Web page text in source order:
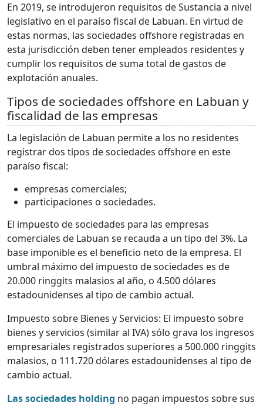
En 2019, se introdujeron requisitos de Sustancia a nivel
legislativo en el paraíso fiscal de Labuan. En virtud de
estas normas, las sociedades offshore registradas en
esta jurisdicción deben tener empleados residentes y
cumplir los requisitos de suma total de gastos de
explotación anuales.
Tipos de sociedades offshore en Labuan y
fiscalidad de las empresas
La legislación de Labuan permite a los no residentes
registrar dos tipos de sociedades offshore en este
paraíso fiscal:
empresas comerciales;
participaciones o sociedades.
El impuesto de sociedades para las empresas
comerciales de Labuan se recauda a un tipo del 3%. La
base imponible es el beneficio neto de la empresa. El
umbral máximo del impuesto de sociedades es de
20.000 ringgits malasios al año, o 4.500 dólares
estadounidenses al tipo de cambio actual.
Impuesto sobre Bienes y Servicios: El impuesto sobre
bienes y servicios (similar al IVA) sólo grava los ingresos
empresariales registrados superiores a 500.000 ringgits
malasios, o 111.720 dólares estadounidenses al tipo de
cambio actual.
Las sociedades holding no pagan impuestos sobre sus